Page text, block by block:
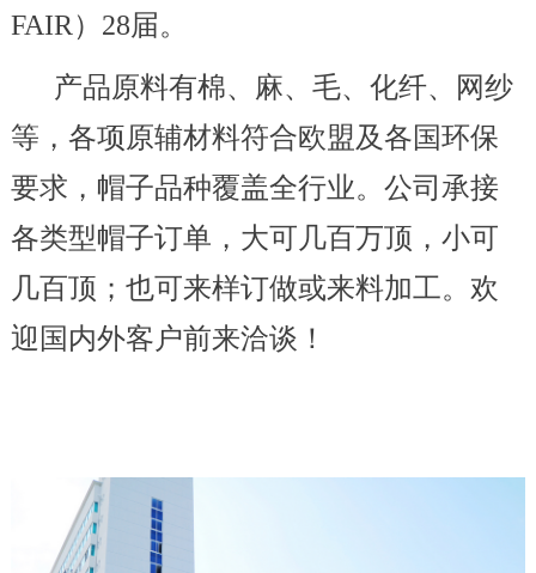
FAIR）28届。
产品原料有棉、麻、毛、化纤、网纱
等，各项原辅材料符合欧盟及各国环保
要求，帽子品种覆盖全行业。公司承接
各类型帽子订单，大可几百万顶，小可
几百顶；也可来样订做或来料加工。欢
迎国内外客户前来洽谈！